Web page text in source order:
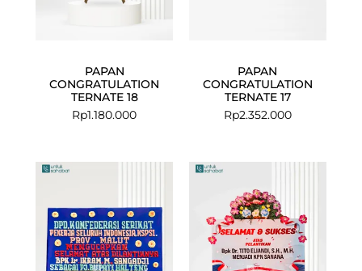
PAPAN
CONGRATULATION
TERNATE 18
Rp1.180.000
PAPAN
CONGRATULATION
TERNATE 17
Rp2.352.000